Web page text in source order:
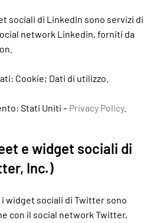
sociali di LinkedIn sono servizi di
network Linkedin, forniti da
Cookie; Dati di utilizzo.
Stati Uniti – Privacy Policy.
e widget sociali di
Inc.)
widget sociali di Twitter sono
con il social network Twitter,